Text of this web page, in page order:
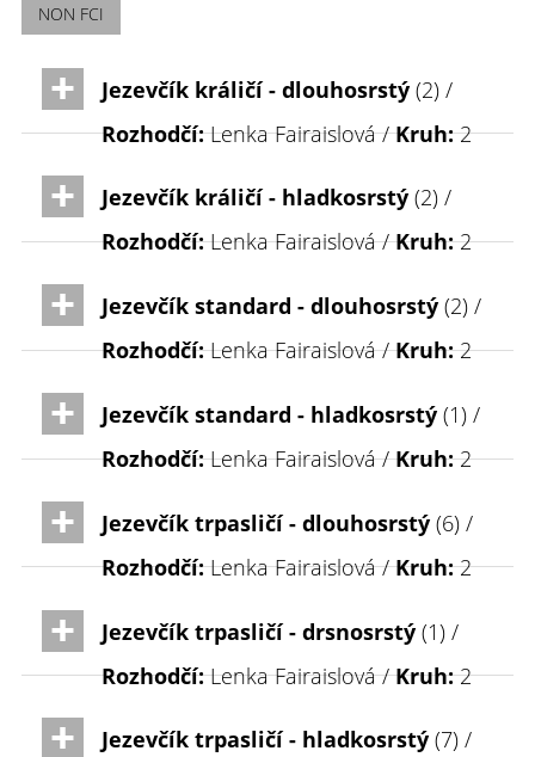
NON FCI
Jezevčík králičí - dlouhosrstý (2) /
Rozhodčí:Lenka Fairaislová /Kruh:2
Jezevčík králičí - hladkosrstý (2) /
Rozhodčí:Lenka Fairaislová /Kruh:2
Jezevčík standard - dlouhosrstý (2) /
Rozhodčí:Lenka Fairaislová /Kruh:2
Jezevčík standard - hladkosrstý (1) /
Rozhodčí:Lenka Fairaislová /Kruh:2
Jezevčík trpasličí - dlouhosrstý (6) /
Rozhodčí:Lenka Fairaislová /Kruh:2
Jezevčík trpasličí - drsnosrstý (1) /
Rozhodčí:Lenka Fairaislová /Kruh:2
Jezevčík trpasličí - hladkosrstý (7) /